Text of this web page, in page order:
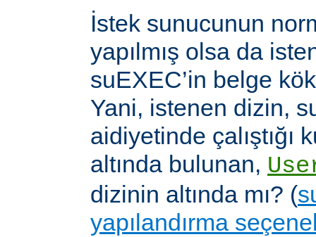
İstek sunucunun
yapılmış olsa da
suEXEC’in belge
Yani, istenen dizin,
aidiyetinde çalıştığı
altında bulunan,
dizinin altında mı? (
yapılandırma